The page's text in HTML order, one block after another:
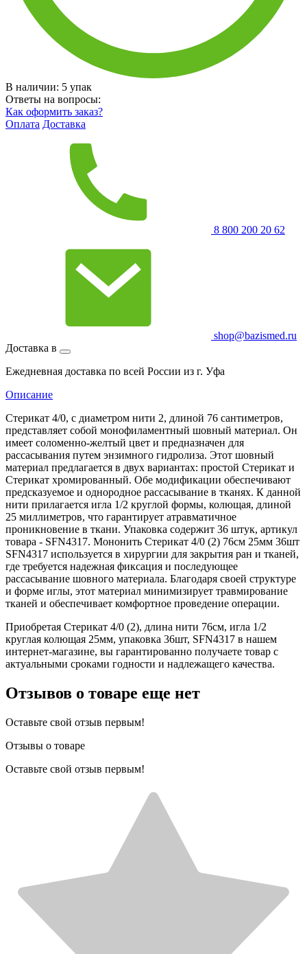
В наличии: 5 упак
Ответы на вопросы:
Как оформить заказ?
Оплата Доставка
8 800 200 20 62
shop@bazismed.ru
Доставка в
Ежедневная доставка по всей России из г. Уфа
Описание
Стерикат 4/0, с диаметром нити 2, длиной 76 сантиметров,
представляет собой монофиламентный шовный материал. Он
имеет соломенно-желтый цвет и предназначен для
рассасывания путем энзимного гидролиза. Этот шовный
материал предлагается в двух вариантах: простой Стерикат и
Стерикат хромированный. Обе модификации обеспечивают
предсказуемое и однородное рассасывание в тканях. К данной
нити прилагается игла 1/2 круглой формы, колющая, длиной
25 миллиметров, что гарантирует атравматичное
проникновение в ткани. Упаковка содержит 36 штук, артикул
товара - SFN4317. Мононить Стерикат 4/0 (2) 76см 25мм 36шт
SFN4317 используется в хирургии для закрытия ран и тканей,
где требуется надежная фиксация и последующее
рассасывание шовного материала. Благодаря своей структуре
и форме иглы, этот материал минимизирует травмирование
тканей и обеспечивает комфортное проведение операции.
Приобретая Стерикат 4/0 (2), длина нити 76см, игла 1/2
круглая колющая 25мм, упаковка 36шт, SFN4317 в нашем
интернет-магазине, вы гарантированно получаете товар с
актуальными сроками годности и надлежащего качества.
Отзывов о товаре еще нет
Оставьте свой отзыв первым!
Отзывы о товаре
Оставьте свой отзыв первым!